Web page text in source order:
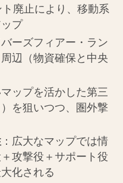
廃止により、移動系
プ
バーズフィアー・ラン
辺（物資確保と中央
マップを活かした第三
を狙いつつ、圏外撃
：広大なマップでは情
攻撃役＋サポート役
化される